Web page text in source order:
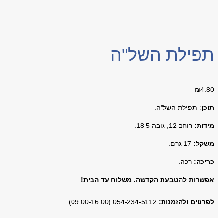
תפילת השל"ה
₪4.80
תוכן: תפילת השל"ה
מידות: רוחב 12, גובה 18.5.
משקל: 17 גרם.
כריכה: רכה.
אפשרות להטבעת הקדשה. משלוח עד הבית!
לפרטים ולהזמנות: